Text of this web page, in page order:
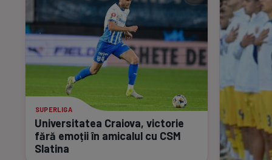
SUPERLIGA
Universitatea Craiova, victorie
fără emoții în amicalul cu CSM
Slatina